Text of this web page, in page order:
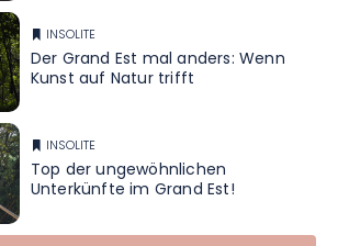
INSOLITE
Der Grand Est mal anders: Wenn
Kunst auf Natur trifft
INSOLITE
Top der ungewöhnlichen
Unterkünfte im Grand Est!